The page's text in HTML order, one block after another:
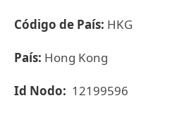
Código de País: HKG
País: Hong Kong
Id Nodo: 12199596